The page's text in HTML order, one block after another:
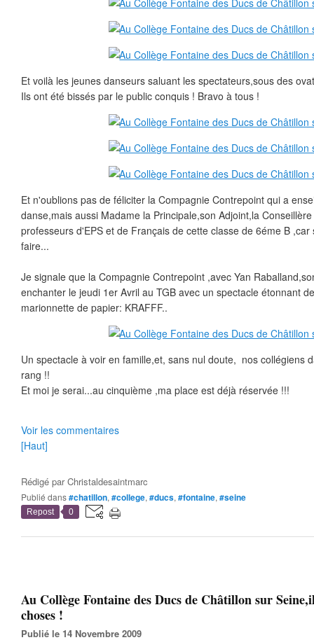
Et voilà les jeunes danseurs saluant les spectateurs,sous des
Ils ont été bissés par le public conquis ! Bravo à tous !
Et n'oublions pas de féliciter la Compagnie Contrepoint qui a
danse,mais aussi Madame la Principale,son Adjoint,la
professeurs d'EPS et de Français de cette classe de 6éme B
faire...
Je signale que la Compagnie Contrepoint ,avec Yan
enchanter le jeudi 1er Avril au TGB avec un spectacle étonnant
marionnette de papier: KRAFFF..
Un spectacle à voir en famille,et, sans nul doute, nos collégiens
rang !!
Et moi je serai...au cinquième ,ma place est déjà réservée !!!
Voir les commentaires
[Haut]
Rédigé parChristaldesaintmarc
Publié dans#chatillon, #college, #ducs, #fontaine, #seine
Repost 0
Au Collège Fontaine des Ducs de Châtillon sur
choses !
Publié le 14 Novembre 2009